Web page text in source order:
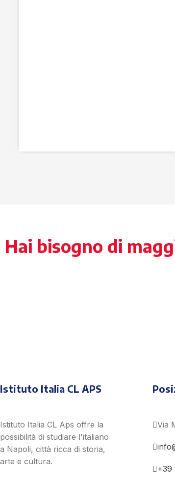
Hai bisogno di
Istituto Italia CL APS
Istituto Italia CL Aps offre la
possibilità di studiare l'italiano
a Napoli, città ricca di storia,
arte e cultura.
Via
+39